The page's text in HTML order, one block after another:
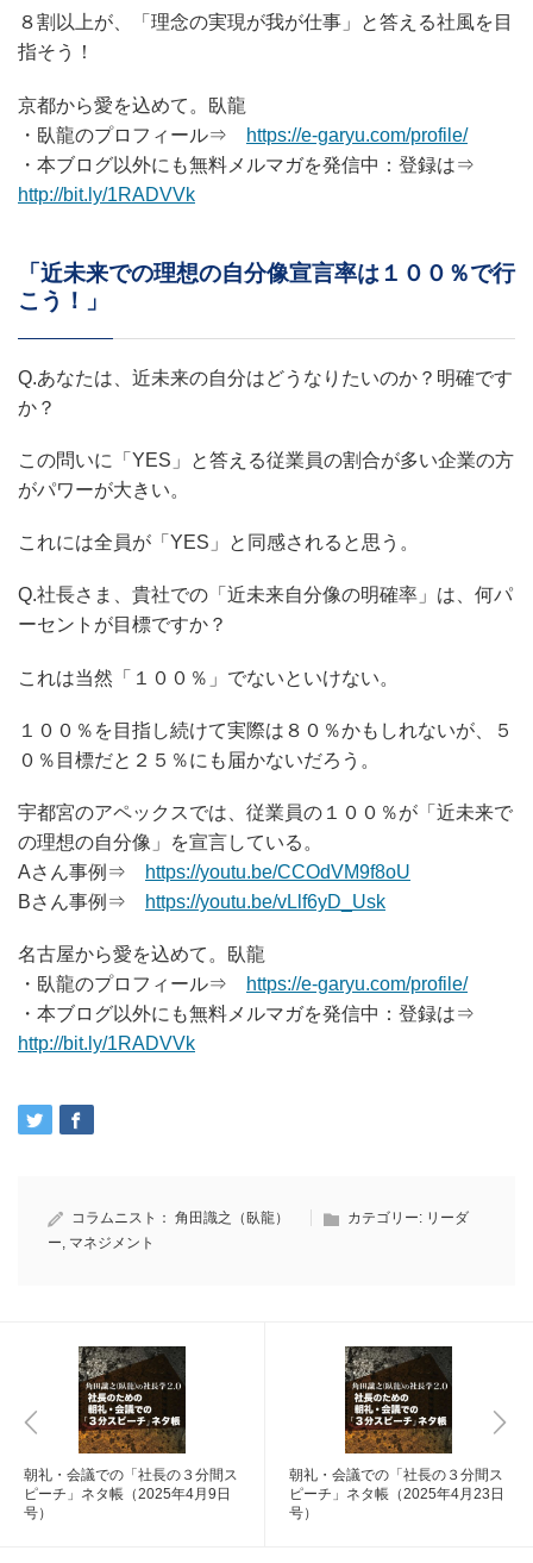
８割以上が、「理念の実現が我が仕事」と答える社風を目
指そう！
京都から愛を込めて。臥龍
・臥龍のプロフィール⇒
https://e-garyu.com/profile/
・本ブログ以外にも無料メルマガを発信中：登録は⇒
http://bit.ly/1RADVVk
「近未来での理想の自分像宣言率は１００％で行
こう！」
Q.あなたは、近未来の自分はどうなりたいのか？明確です
か？
この問いに「YES」と答える従業員の割合が多い企業の方
がパワーが大きい。
これには全員が「YES」と同感されると思う。
Q.社長さま、貴社での「近未来自分像の明確率」は、何パ
ーセントが目標ですか？
これは当然「１００％」でないといけない。
１００％を目指し続けて実際は８０％かもしれないが、５
０％目標だと２５％にも届かないだろう。
宇都宮のアペックスでは、従業員の１００％が「近未来で
の理想の自分像」を宣言している。
Aさん事例⇒
https://youtu.be/CCOdVM9f8oU
Bさん事例⇒
https://youtu.be/vLlf6yD_Usk
名古屋から愛を込めて。臥龍
・臥龍のプロフィール⇒
https://e-garyu.com/profile/
・本ブログ以外にも無料メルマガを発信中：登録は⇒
http://bit.ly/1RADVVk
コラムニスト： 角田識之（臥龍） カテゴリー: リーダ
ー, マネジメント
朝礼・会議での「社長の３分間ス
ピーチ」ネタ帳（2025年4月9日
号）
朝礼・会議での「社長の３分間ス
ピーチ」ネタ帳（2025年4月23日
号）